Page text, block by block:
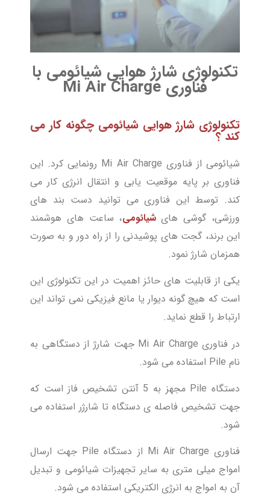
تکنولوژی شارژ هوایی شیائومی با
فناوری Mi Air Charge
تکنولوژی شارژ هوایی شیائومی چگونه کار می
کند ؟
شیائومی از فناوری Mi Air Charge رونمایی کرد. این
فناوری بر پایه موقعیت یابی و انتقال انرژی کار می
کند. توسط این فناوری می توانید دست بند های
ورزشی، گوشی هایشیائومی، ساعت های هوشمند
این برند، گجت های پوشیدنی را از راه دور و به صورت
همزمان شارژ نمود.
یکی از قابلیت های حائز اهمیت در این تکنولوژی این
است که هیچ گونه دیوار یا مانع فیزیکی نمی تواند این
ارتباط را قطع نماید.
در فناوری Mi Air Charge جهت شارژ از دستگاهی به
نام Pile استفاده می شود.
دستگاه Pile مجهز به 5 آنتن تشخیص فاز است که
جهت تشخیص فاصله ی دستگاه تا شارژر استفاده می
شود.
فناوری Mi Air Charge از دستگاه Pile جهت ارسال
امواج میلی متری به سایر تجهیزات شیائومی و تبدیل
آن به امواج به انرژی الکتریکی استفاده می شود.